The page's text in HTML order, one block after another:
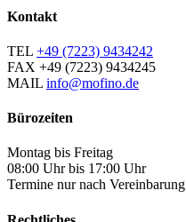
Kontakt
TEL +49 (7223) 9434242
FAX +49 (7223) 9434245
MAIL info@mofino.de
Bürozeiten
Montag bis Freitag
08:00 Uhr bis 17:00 Uhr
Termine nur nach Vereinbarung